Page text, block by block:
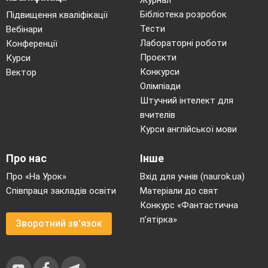
5. Відстань між прямою і паралельною їй
площиною — це...
6. Відстань між паралельними площинами —
це...(відстань від довільної
площини до другої площини)
Відстань між мимобіжними прямими —
це...(довжина їх спільного перпендикуляра)
ІV Удосконалення знань
Розв’язування задач ( колективне
розв’язування)
Підвищення кваліфікації
Вебінари
Конференції
Курси
Вектор
Бібліотека розробок
Тести
Лабораторні роботи
Проєкти
Конкурси
Олімпіади
Штучний інтелект для
вчителів
Курси англійської мови
Про нас
Про «На Урок»
Співпраця закладів освіти
Зворотний зв'язок
Інше
Вхід для учнів (naurok.ua)
Матеріали до свят
Конкурс «Фантастична
п’ятірка»